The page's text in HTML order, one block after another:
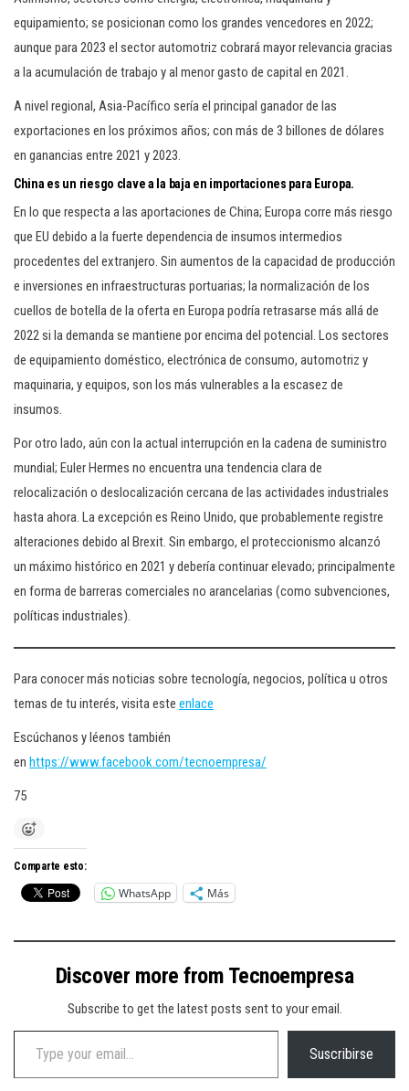
equipamiento; se posicionan como los grandes vencedores en 2022;
aunque para 2023 el sector automotriz cobrará mayor relevancia gracias
a la acumulación de trabajo y al menor gasto de capital en 2021.
A nivel regional, Asia-Pacífico sería el principal ganador de las
exportaciones en los próximos años; con más de 3 billones de dólares
en ganancias entre 2021 y 2023.
China es un riesgo clave a la baja en importaciones para Europa.
En lo que respecta a las aportaciones de China; Europa corre más riesgo
que EU debido a la fuerte dependencia de insumos intermedios
procedentes del extranjero. Sin aumentos de la capacidad de producción
e inversiones en infraestructuras portuarias; la normalización de los
cuellos de botella de la oferta en Europa podría retrasarse más allá de
2022 si la demanda se mantiene por encima del potencial. Los sectores
de equipamiento doméstico, electrónica de consumo, automotriz y
maquinaria, y equipos, son los más vulnerables a la escasez de
insumos.
Por otro lado, aún con la actual interrupción en la cadena de suministro
mundial; Euler Hermes no encuentra una tendencia clara de
relocalización o deslocalización cercana de las actividades industriales
hasta ahora. La excepción es Reino Unido, que probablemente registre
alteraciones debido al Brexit. Sin embargo, el proteccionismo alcanzó
un máximo histórico en 2021 y debería continuar elevado; principalmente
en forma de barreras comerciales no arancelarias (como subvenciones,
políticas industriales).
Para conocer más noticias sobre tecnología, negocios, política u otros
temas de tu interés, visita este enlace
Escúchanos y léenos también
en https://www.facebook.com/tecnoempresa/
75
Comparte esto:
WhatsApp Más
Discover more from Tecnoempresa
Subscribe to get the latest posts sent to your email.
Type your email…
Suscribirse